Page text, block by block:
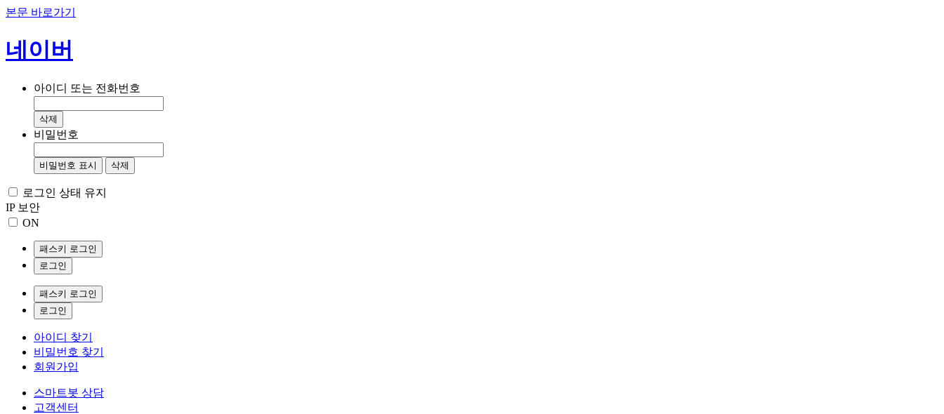
본문 바로가기
네이버
아이디 또는 전화번호
삭제
비밀번호
비밀번호 표시 삭제
로그인 상태 유지
IP 보안
ON
패스키 로그인
로그인
패스키 로그인
로그인
아이디 찾기
비밀번호 찾기
회원가입
스마트봇 상담
고객센터